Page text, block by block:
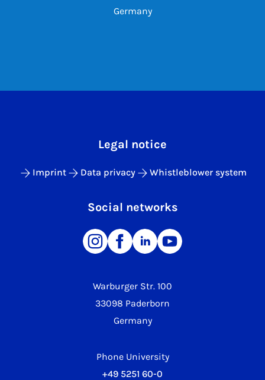
Germany
Warburger Str. 100
33098 Paderborn
Germany
Phone University
+49 5251 60-0
Legal notice
Imprint Data privacy Whistleblower system
Social networks